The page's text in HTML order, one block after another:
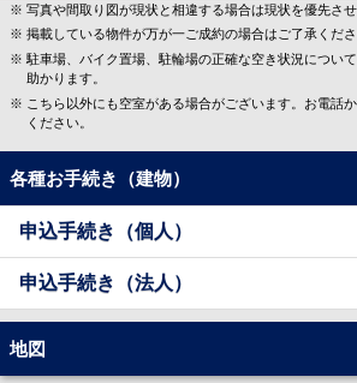
写真や間取り図が現状と相違する場合は現状を優先させ
掲載している物件が万が一ご成約の場合はご了承くださ
駐車場、バイク置場、駐輪場の正確な空き状況につい
助かります。
こちら以外にも空室がある場合がございます。お電話
ください。
各種お手続き（建物）
申込手続き（個人）
申込手続き（法人）
地図